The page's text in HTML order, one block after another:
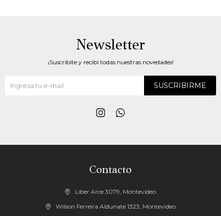
Contacto
Liber Arce 3079, Montevideo
Wilson Ferreira Aldunate 1323, Montevideo
Newsletter
¡Suscribite y recibí todas nuestras novedades!
SUSCRIBIRME
 